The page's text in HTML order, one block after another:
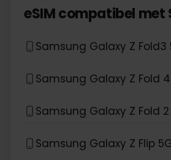
eSIM compatibel met
Samsung Galaxy Z Fold3
Samsung Galaxy Z Fold 4
Samsung Galaxy Z Fold 2
Samsung Galaxy Z Flip